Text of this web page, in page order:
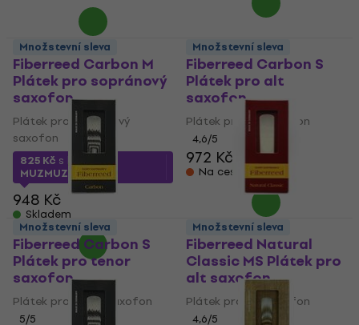
Fiberreed Carbon M
Plátek pro sopránový
saxofon
Plátek pro sopránový
saxofon
825 Kč s kódem
MUZMUZ-10
948 Kč
Skladem
Fiberreed Carbon S
Plátek pro alt
saxofon
Plátek pro alt saxofon
4,6/5
972 Kč
Na cestě
Množstevní sleva
Fiberreed Carbon S
Plátek pro tenor
saxofon
Plátek pro tenor saxofon
5/5
Množstevní sleva
Fiberreed Natural
Classic MS Plátek pro
alt saxofon
Plátek pro alt saxofon
4,6/5
Množstevní sleva Množstevní sleva